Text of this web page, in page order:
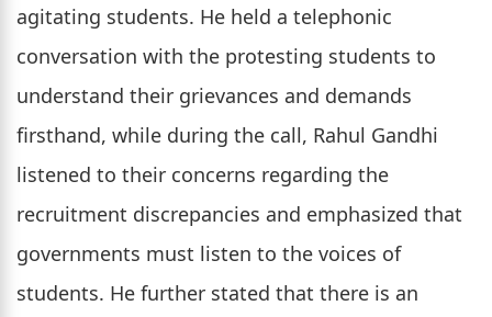
agitating students. He held a telephonic
conversation with the protesting students to
understand their grievances and demands
firsthand, while during the call, Rahul Gandhi
listened to their concerns regarding the
recruitment discrepancies and emphasized that
governments must listen to the voices of
students. He further stated that there is an